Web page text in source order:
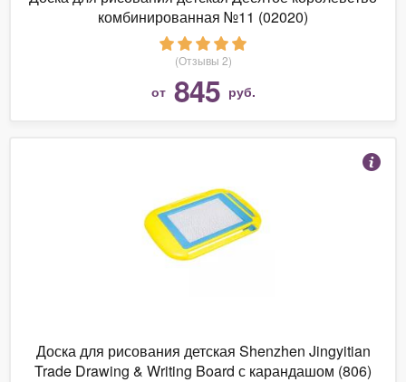
комбинированная №11 (02020)
(Отзывы 2)
от 845 руб.
Доска для рисования детская Shenzhen Jingyitian
Trade Drawing & Writing Board с карандашом (806)